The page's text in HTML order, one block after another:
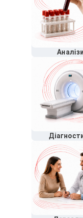
Аналізи